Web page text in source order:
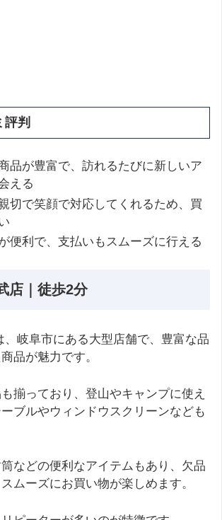
評判
品が豊富で、訪れるたびに新しいア
える
切で笑顔で対応してくれるため、買
便利で、支払いもスムーズに行える
店｜徒歩2分
、岐阜市にある大型店舗で、豊富な品
品が魅力です。
揃っており、登山やキャンプに使え
ブルやウィンドウスクリーンなども
などの便利なアイテムもあり、欠品
ムーズにお買い物が楽しめます。